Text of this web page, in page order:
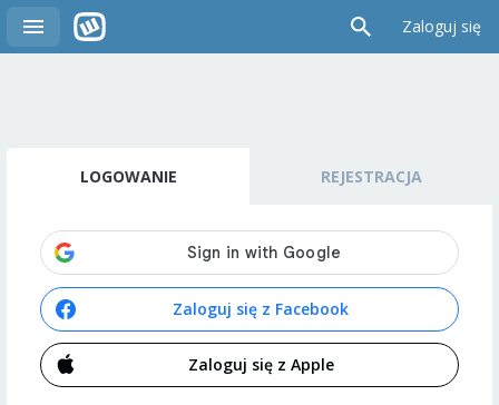
Zaloguj się
LOGOWANIE REJESTRACJA
Zaloguj się z Facebook
Zaloguj się z Apple